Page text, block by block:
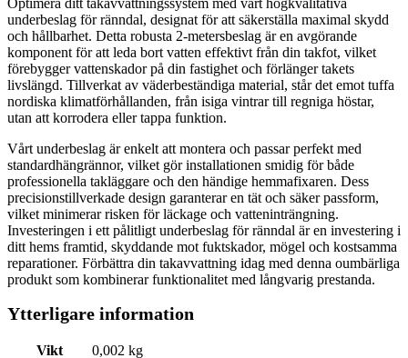
Optimera ditt takavvattningssystem med vårt högkvalitativa
underbeslag för ränndal, designat för att säkerställa maximal skydd
och hållbarhet. Detta robusta 2-metersbeslag är en avgörande
komponent för att leda bort vatten effektivt från din takfot, vilket
förebygger vattenskador på din fastighet och förlänger takets
livslängd. Tillverkat av väderbeständiga material, står det emot tuffa
nordiska klimatförhållanden, från isiga vintrar till regniga höstar,
utan att korrodera eller tappa funktion.
Vårt underbeslag är enkelt att montera och passar perfekt med
standardhängrännor, vilket gör installationen smidig för både
professionella takläggare och den händige hemmafixaren. Dess
precisionstillverkade design garanterar en tät och säker passform,
vilket minimerar risken för läckage och vatteninträngning.
Investeringen i ett pålitligt underbeslag för ränndal är en investering i
ditt hems framtid, skyddande mot fuktskador, mögel och kostsamma
reparationer. Förbättra din takavvattning idag med denna oumbärliga
produkt som kombinerar funktionalitet med långvarig prestanda.
Ytterligare information
Vikt
0,002 kg